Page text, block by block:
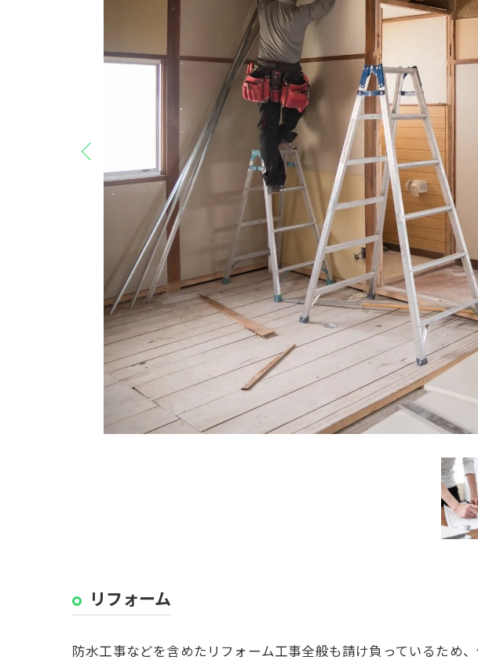
リフォーム
防水工事などを含めたリフォーム工事全般も請け負っているため